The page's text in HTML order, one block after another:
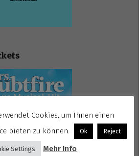
Cookies, um Ihnen einen
bieten zu können.
Ok Reject
Settings Mehr Info